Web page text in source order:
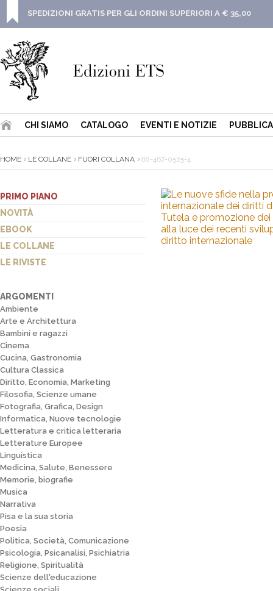
SPEDIZIONI GRATIS PER GLI ORDINI SUPERIORI A € 35,00
CHI SIAMO CATALOGO EVENTI E NOTIZIE
HOME LE COLLANE FUORI COLLANA 88-467-0525-4
PRIMO PIANO
NOVITÀ
EBOOK
LE COLLANE
LE RIVISTE
ARGOMENTI
Ambiente
Arte e Architettura
Bambini e ragazzi
Cinema
Cucina, Gastronomia
Cultura Classica
Diritto, Economia, Marketing
Filosofia, Scienze umane
Fotografia, Grafica, Design
Informatica, Nuove tecnologie
Letteratura e critica letteraria
Letterature Europee
Linguistica
Medicina, Salute, Benessere
Memorie, biografie
Musica
Narrativa
Pisa e la sua storia
Poesia
Politica, Società, Comunicazione
Psicologia, Psicanalisi, Psichiatria
Religione, Spiritualità
Scienze dell'educazione